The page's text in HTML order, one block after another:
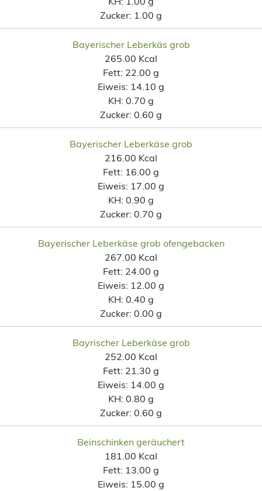
Zucker: 1.00 g
Bayerischer Leberkäs grob
265.00 Kcal
Fett: 22.00 g
Eiweis: 14.10 g
KH: 0.70 g
Zucker: 0.60 g
Bayerischer Leberkäse grob
216.00 Kcal
Fett: 16.00 g
Eiweis: 17.00 g
KH: 0.90 g
Zucker: 0.70 g
Bayerischer Leberkäse grob ofengebacken
267.00 Kcal
Fett: 24.00 g
Eiweis: 12.00 g
KH: 0.40 g
Zucker: 0.00 g
Bayrischer Leberkäse grob
252.00 Kcal
Fett: 21.30 g
Eiweis: 14.00 g
KH: 0.80 g
Zucker: 0.60 g
Beinschinken geräuchert
181.00 Kcal
Fett: 13.00 g
Eiweis: 15.00 g